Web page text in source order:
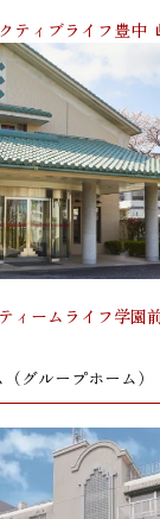
ティブライフ豊中
ィームライフ学園
グループホーム）